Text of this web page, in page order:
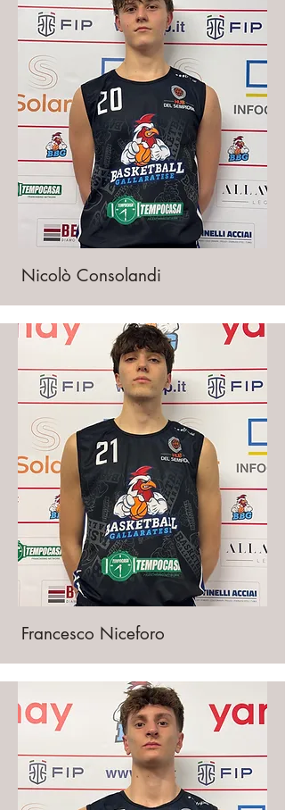
Nicolò Consolandi
Francesco Niceforo